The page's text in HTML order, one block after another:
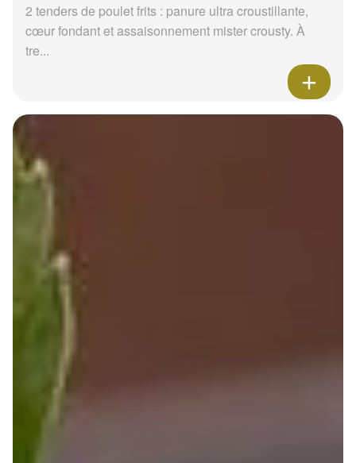
2 tenders de poulet frits : panure ultra croustillante,
cœur fondant et assaisonnement mister crousty. À
tre...